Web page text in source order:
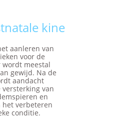
kine
aanleren van
voor de
wordt meestal
gewijd. Na de
aandacht
versterking van
en
verbeteren
conditie.